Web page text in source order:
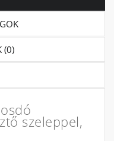
(0)
szeleppel,